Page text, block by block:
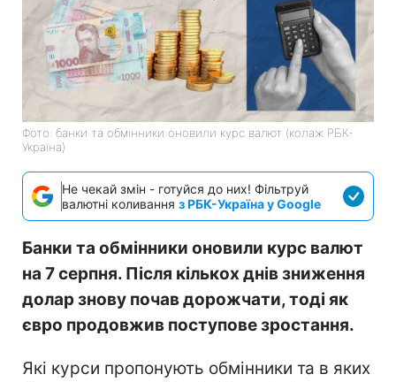
Фото: банки та обмінники оновили курс валют (колаж РБК-
Україна)
Не чекай змін - готуйся до них! Фільтруй
валютні коливання з РБК-Україна у Google
Банки та обмінники оновили курс валют
на 7 серпня. Після кількох днів зниження
долар знову почав дорожчати, тоді як
євро продовжив поступове зростання.
Які курси пропонують обмінники та в яких